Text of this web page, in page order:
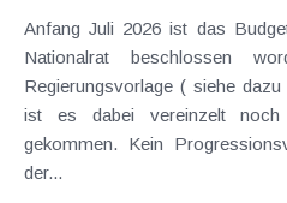
Anfang Juli 2026 ist das
Nationalrat beschlossen
Regierungsvorlage ( siehe
ist es dabei vereinzelt noch
gekommen. Kein Progressionsvorbehalt bei der Erhöhung
der...